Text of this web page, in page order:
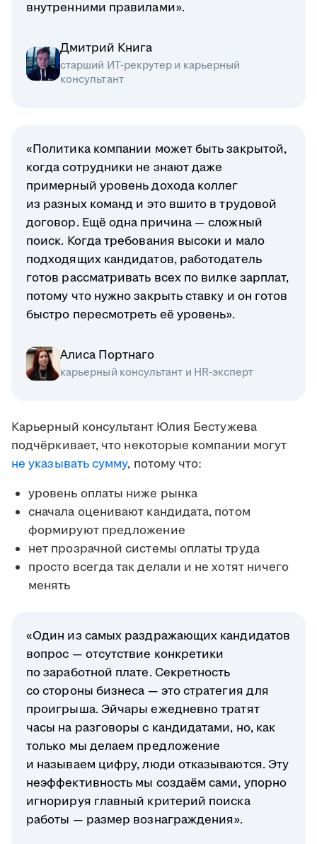
внутренними правилами».
Дмитрий Книга
старший ИТ-рекрутер и карьерный
консультант
«Политика компании может быть закрытой,
когда сотрудники не знают даже
примерный уровень дохода коллег
из разных команд и это вшито в трудовой
договор. Ещё одна причина — сложный
поиск. Когда требования высоки и мало
подходящих кандидатов, работодатель
готов рассматривать всех по вилке зарплат,
потому что нужно закрыть ставку и он готов
быстро пересмотреть её уровень».
Алиса Портнаго
карьерный консультант и HR-эксперт
Карьерный консультант Юлия Бестужева
подчёркивает, что некоторые компании могут
не указывать сумму, потому что:
уровень оплаты ниже рынка
сначала оценивают кандидата, потом
формируют предложение
нет прозрачной системы оплаты труда
просто всегда так делали и не хотят ничего
менять
«Один из самых раздражающих кандидатов
вопрос — отсутствие конкретики
по заработной плате. Секретность
со стороны бизнеса — это стратегия для
проигрыша. Эйчары ежедневно тратят
часы на разговоры с кандидатами, но, как
только мы делаем предложение
и называем цифру, люди отказываются. Эту
неэффективность мы создаём сами, упорно
игнорируя главный критерий поиска
работы — размер вознаграждения».